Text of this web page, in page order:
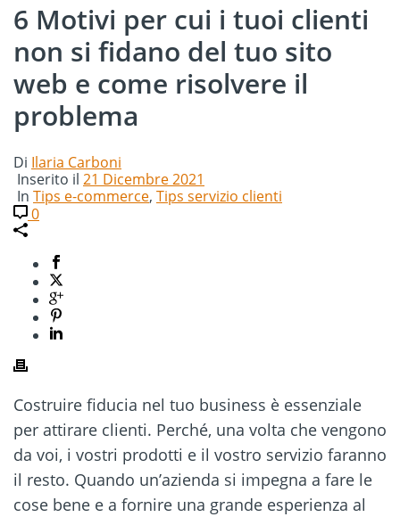
6 Motivi per cui i tuoi clienti
non si fidano del tuo sito
web e come risolvere il
problema
Di Ilaria Carboni
Inserito il 21 Dicembre 2021
In Tips e-commerce, Tips servizio clienti
0
Costruire fiducia nel tuo business è essenziale
per attirare clienti. Perché, una volta che vengono
da voi, i vostri prodotti e il vostro servizio faranno
il resto. Quando un’azienda si impegna a fare le
cose bene e a fornire una grande esperienza al